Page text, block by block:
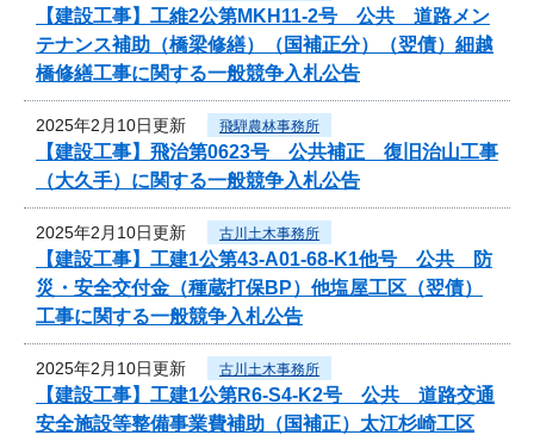
【建設工事】工維2公第MKH11-2号 公共 道路メン
テナンス補助（橋梁修繕）（国補正分）（翌債）細越
橋修繕工事に関する一般競争入札公告
2025年2月10日更新 飛騨農林事務所
【建設工事】飛治第0623号 公共補正 復旧治山工事
（大久手）に関する一般競争入札公告
2025年2月10日更新 古川土木事務所
【建設工事】工建1公第43-A01-68-K1他号 公共 防
災・安全交付金（種蔵打保BP）他塩屋工区（翌債）
工事に関する一般競争入札公告
2025年2月10日更新 古川土木事務所
【建設工事】工建1公第R6-S4-K2号 公共 道路交通
安全施設等整備事業費補助（国補正）太江杉崎工区